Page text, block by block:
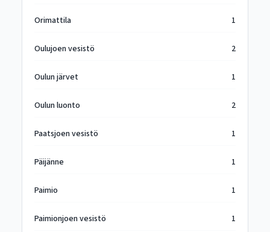
Orimattila 1
Oulujoen vesistö 2
Oulun järvet 1
Oulun luonto 2
Paatsjoen vesistö 1
Päijänne 1
Paimio 1
Paimionjoen vesistö 1